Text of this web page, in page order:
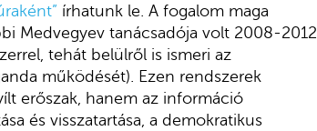
írhatunk le. A fogalom maga
Medvegyev tanácsadója volt 2008-2012
tehát belülről is ismeri az
működését). Ezen rendszerek
erőszak, hanem az információ
és visszatartása, a demokratikus